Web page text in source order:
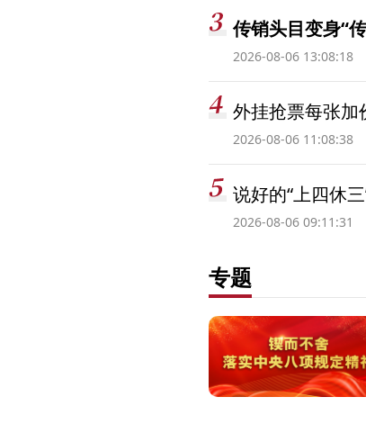
传销头目变身“
2026-08-06 13:08:18
外挂抢票每张加
2026-08-06 11:08:38
说好的“上四休
2026-08-06 09:11:31
专题